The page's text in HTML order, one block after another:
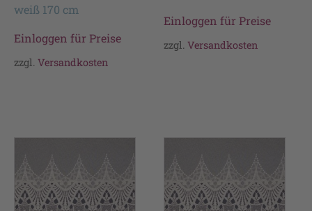
weiß 170 cm
Einloggen für Preise
zzgl. Versandkosten
Einloggen für Preise
zzgl.Versandkosten